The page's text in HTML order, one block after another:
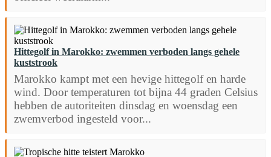
Hittegolf in Marokko: zwemmen verboden langs gehele
kuststrook
Marokko kampt met een hevige hittegolf en harde
wind. Door temperaturen tot bijna 44 graden Celsius
hebben de autoriteiten dinsdag en woensdag een
zwemverbod ingesteld voor...